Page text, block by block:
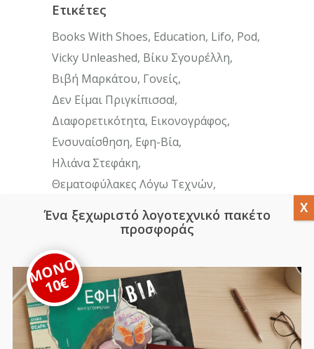
Ετικέτες
Books With Shoes Education Lifo Pod
Vicky Unleashed Βίκυ Σγουρέλλη
Βιβή Μαρκάτου Γονείς
Δεν Είμαι Πριγκίπισσα!
Διαφορετικότητα Εικονογράφος
Ενσυναίσθηση Εφη-Βία
Ηλιάνα Στεφάκη
Θεματοφύλακες Λόγω Τεχνών
Μάριος Ιωαννίδης Μέμορι
Μαθησιακές Δυσκολίες
Μανώλης Κοτρώτσιος Μαρία Καρατζά
Μαρίνα Μποζάνη Παιδιά
Παπούτσια
Παραμύθι Ποίηση
Συνέντευξη
Τα Βασίλεια Των Αγγλοχρόνων Και Ο
Ένα ξεχωριστό λογοτεχνικό πακέτο
προσφοράς
ΜΟΝΟ
10€